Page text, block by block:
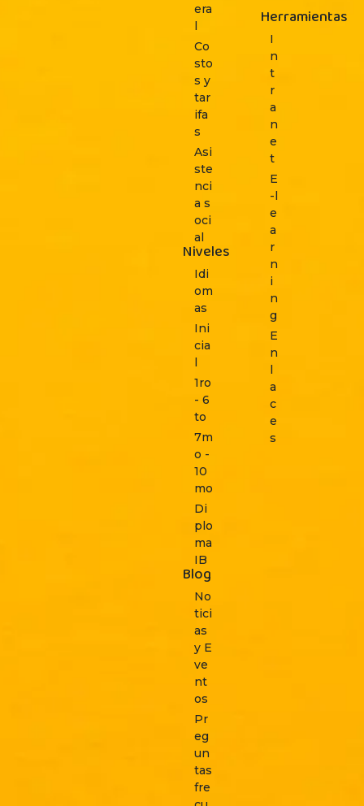
era
l
Co
sto
s y
tar
ifa
s
Asi
ste
nci
a s
oci
al
Niveles
Idi
om
as
Ini
cia
l
1ro
- 6
to
7m
o -
10
mo
Di
plo
ma
IB
Blog
No
tici
as
y E
ve
nt
os
Pr
eg
un
tas
fre
Herramientas
I
n
t
r
a
n
e
t
E
-l
e
a
r
n
i
n
g
E
n
l
a
c
e
s